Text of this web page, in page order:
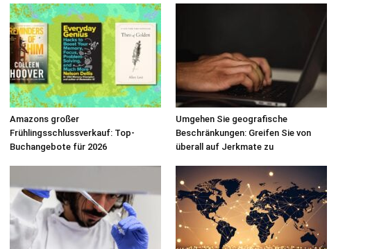
Amazons großer
Frühlingsschlussverkauf: Top-
Buchangebote für 2026
Umgehen Sie geografische
Beschränkungen: Greifen Sie von
überall auf Jerkmate zu